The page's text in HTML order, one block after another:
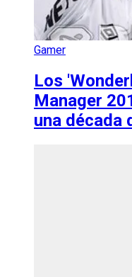
Gamer
Los
Manager
una década